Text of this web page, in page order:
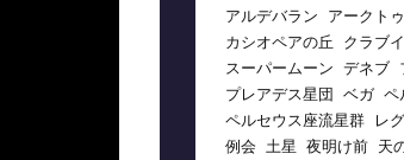
アルデバラン
アークト
カシオペアの丘
クラブ
スーパームーン デネブ
プレアデス星団 ベガ ペ
ペルセウス座流星群
レ
例会
土星 夜明け前 天